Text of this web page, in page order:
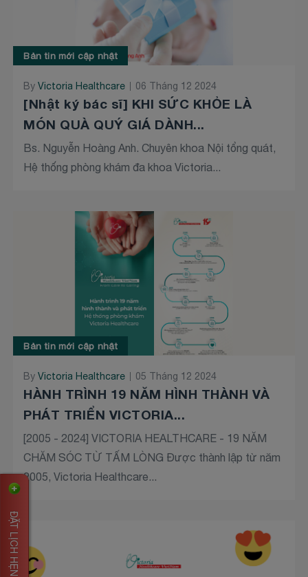
Bản tin mới cập nhật
ByVictoria Healthcare 06 Tháng 12 2024
[Nhật ký bác sĩ] KHI SỨC KHỎE LÀ
MÓN QUÀ QUÝ GIÁ DÀNH...
Bs. Nguyễn Hoàng Anh. Chuyên khoa Nội tổng quát,
Hệ thống phòng khám đa khoa Victoria...
Bản tin mới cập nhật
ByVictoria Healthcare 05 Tháng 12 2024
HÀNH TRÌNH 19 NĂM HÌNH THÀNH VÀ
PHÁT TRIỂN VICTORIA...
[2005 - 2024] VICTORIA HEALTHCARE - 19 NĂM
CHĂM SÓC TỪ TẤM LÒNG Được thành lập từ năm
2005, Victoria Healthcare...
ĐẶT LỊCH HẸN